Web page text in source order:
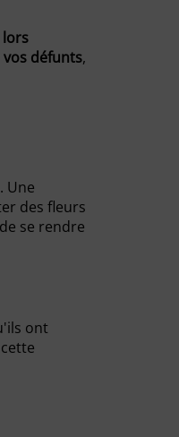
lors
défunts,
Une
des fleurs
se rendre
ont